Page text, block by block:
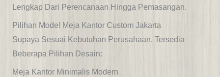
Lengkap Dari Perencanaan Hingga Pemasangan.
Pilihan Model Meja Kantor Custom Jakarta
Supaya Sesuai Kebutuhan Perusahaan, Tersedia
Beberapa Pilihan Desain:
Meja Kantor Minimalis Modern